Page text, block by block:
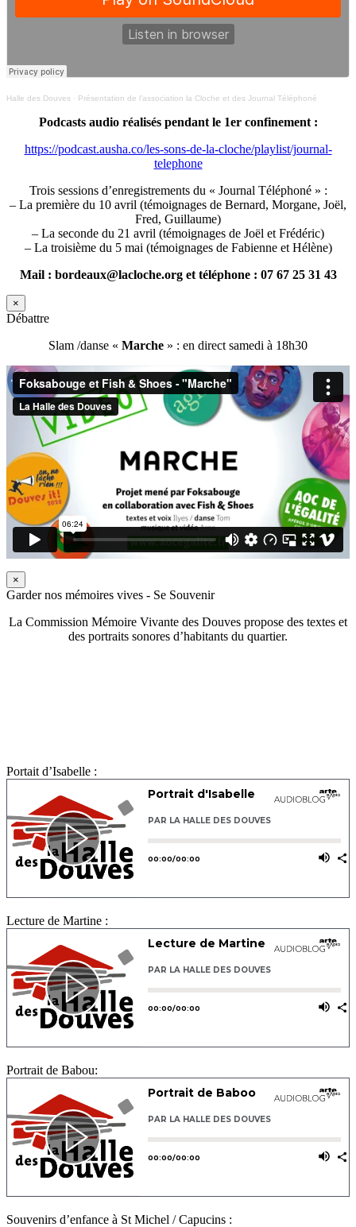
Halle des Douves · Présentation de l’association la Cloche et des Journal Téléphoné
Podcasts audio réalisés pendant le 1er confinement :
https://podcast.ausha.co/les-sons-de-la-cloche/playlist/journal-
telephone
Trois sessions d’enregistrements du « Journal Téléphoné » :
– La première du 10 avril (témoignages de Bernard, Morgane, Joël,
Fred, Guillaume)
– La seconde du 21 avril (témoignages de Joël et Frédéric)
– La troisième du 5 mai (témoignages de Fabienne et Hélène)
Mail : bordeaux@lacloche.org et téléphone : 07 67 25 31 43
×
Débattre
Slam /danse « Marche » : en direct samedi à 18h30
×
Garder nos mémoires vives - Se Souvenir
La Commission Mémoire Vivante des Douves propose des textes et
des portraits sonores d’habitants du quartier.
Portait d’Isabelle :
Lecture de Martine :
Portrait de Babou:
Souvenirs d’enfance à St Michel / Capucins :